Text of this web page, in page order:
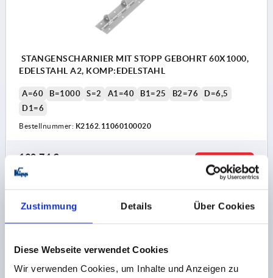
Zustimmung Details Über Cookies
Diese Webseite verwendet Cookies
Wir verwenden Cookies, um Inhalte und Anzeigen zu
STANGENSCHARNIER MIT STOPP GEBOHRT 60X1000,
EDELSTAHL A2, KOMP:EDELSTAHL
A=60 B=1000 S=2 A1=40 B1=25 B2=76
D=6,5
D1=6
Bestellnummer: K2162.11060100020
130,74 €
zzgl. MwSt.
zzgl. Versandkosten
DETAILS
PRODUKTDETAILS